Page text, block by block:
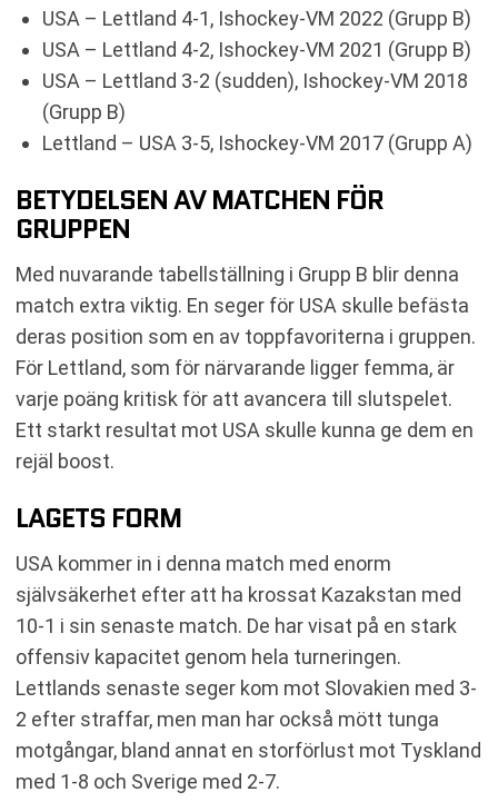
USA – Lettland 4-1, Ishockey-VM 2022 (Grupp B)
USA – Lettland 4-2, Ishockey-VM 2021 (Grupp B)
USA – Lettland 3-2 (sudden), Ishockey-VM 2018
(Grupp B)
Lettland – USA 3-5, Ishockey-VM 2017 (Grupp A)
BETYDELSEN AV MATCHEN FÖR
GRUPPEN
Med nuvarande tabellställning i Grupp B blir denna
match extra viktig. En seger för USA skulle befästa
deras position som en av toppfavoriterna i gruppen.
För Lettland, som för närvarande ligger femma, är
varje poäng kritisk för att avancera till slutspelet.
Ett starkt resultat mot USA skulle kunna ge dem en
rejäl boost.
LAGETS FORM
USA kommer in i denna match med enorm
självsäkerhet efter att ha krossat Kazakstan med
10-1 i sin senaste match. De har visat på en stark
offensiv kapacitet genom hela turneringen.
Lettlands senaste seger kom mot Slovakien med 3-
2 efter straffar, men man har också mött tunga
motgångar, bland annat en storförlust mot Tyskland
med 1-8 och Sverige med 2-7.